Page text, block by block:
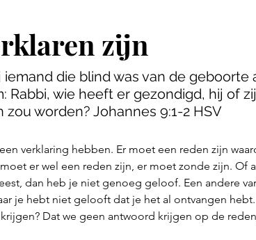
zijn
die blind was van de geboorte
Rabbi, wie heeft er gezondigd, hij of
worden? Johannes 9:1-2 HSV
verklaring hebben. Er moet een reden zijn
er wel een reden zijn, er moet zonde zijn. Of
dan heb je niet genoeg geloof. Een andere
je hebt niet gelooft dat je het al ontvangen
Dat we geen antwoord krijgen op de